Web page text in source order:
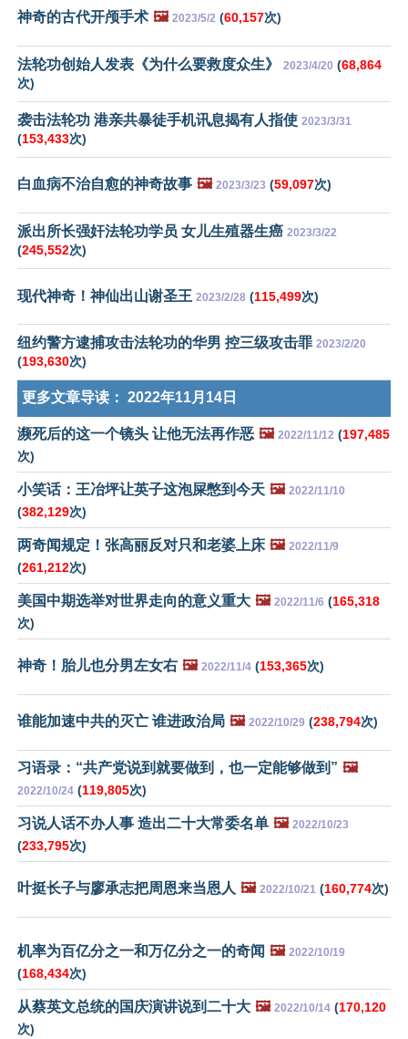
神奇的古代开颅手术 🖼️ 2023/5/2 (60,157次)
法轮功创始人发表《为什么要救度众生》 2023/4/20 (68,864
次)
袭击法轮功 港亲共暴徒手机讯息揭有人指使 2023/3/31
(153,433次)
白血病不治自愈的神奇故事 🖼️ 2023/3/23 (59,097次)
派出所长强奸法轮功学员 女儿生殖器生癌 2023/3/22
(245,552次)
现代神奇！神仙出山谢圣王 2023/2/28 (115,499次)
纽约警方逮捕攻击法轮功的华男 控三级攻击罪 2023/2/20
(193,630次)
更多文章导读： 2022年11月14日
濒死后的这一个镜头 让他无法再作恶 🖼️ 2022/11/12 (197,485
次)
小笑话：王冶坪让英子这泡屎憋到今天 🖼️ 2022/11/10
(382,129次)
两奇闻规定！张高丽反对只和老婆上床 🖼️ 2022/11/9
(261,212次)
美国中期选举对世界走向的意义重大 🖼️ 2022/11/6 (165,318
次)
神奇！胎儿也分男左女右 🖼️ 2022/11/4 (153,365次)
谁能加速中共的灭亡 谁进政治局 🖼️ 2022/10/29 (238,794次)
习语录：“共产党说到就要做到，也一定能够做到” 🖼️
2022/10/24 (119,805次)
习说人话不办人事 造出二十大常委名单 🖼️ 2022/10/23
(233,795次)
叶挺长子与廖承志把周恩来当恩人 🖼️ 2022/10/21 (160,774次)
机率为百亿分之一和万亿分之一的奇闻 🖼️ 2022/10/19
(168,434次)
从蔡英文总统的国庆演讲说到二十大 🖼️ 2022/10/14 (170,120
次)